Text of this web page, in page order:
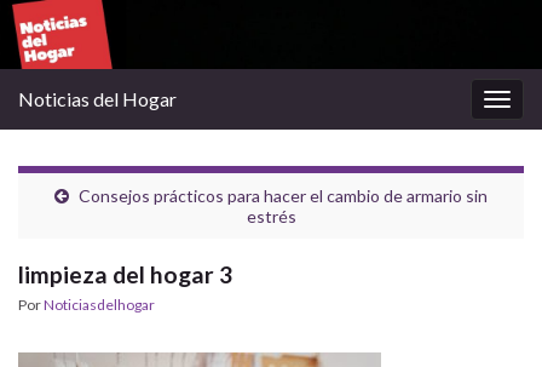
la
Noticias del Hogar
Consejos prácticos para hacer el cambio de armario sin
estrés
limpieza del hogar 3
PorNoticiasdelhogar